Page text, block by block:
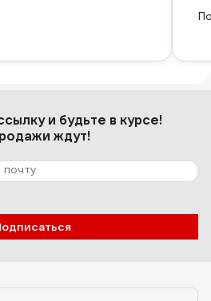
и будьте в курсе!
ждут!